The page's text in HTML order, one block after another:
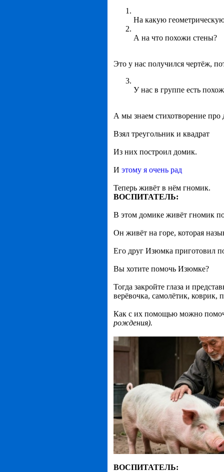
На какую
А на что похожи стены?
Это у нас получился чертёж,
У нас в группе есть
А мы знаем стихотворение про
Взял треугольник и квадрат
Из них построил домик.
И этому я очень рад
Теперь живёт в нём гномик.
ВОСПИТАТЕЛЬ:
В этом домике живёт гномик
Он живёт на горе, которая
Его друг Изюмка приготовил
Вы хотите помочь Изюмке?
Тогда закройте глаза и
верёвочка, самолётик,
Как с их помощью можно
рождения).
ВОСПИТАТЕЛЬ: